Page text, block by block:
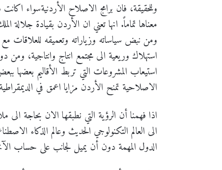
وللحقيقة، فان برامج الاصلاح الأردنيةسواء
معناها تماماً. انها تعني ان الأردن بقيادة جلالة
ومن نبض سياساته وزياراته وتعميقه للعلاقات
استهلاك وریعیة الى مجتمع انتاج وانتاجية، ومن
استيعاب المشروعات التي تربط الأقاليم بعضها
الاصلاحية تمنح الأردن مزايا اعمق في
اذا فهمنا أن الرؤية التي نطبقها الان بحاجة
الى العالم التكنولوجي الحديث وعالم الذكاء
الدول المهمة دون أن يميل لجانب على حساب